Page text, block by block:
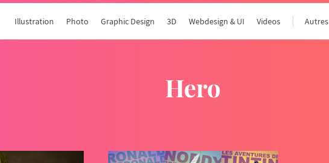
Illustration Photo Graphic Design 3D Webdesign & UI Videos Autres
hero